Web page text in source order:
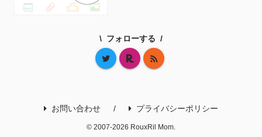
フォローする
お問い合わせ プライバシーポリシー
© 2007-2026 RouxRil Mom.